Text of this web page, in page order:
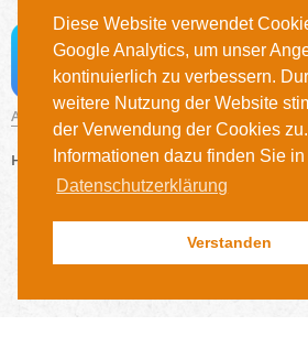
Diese Website verwendet
Google Analytics, um unser
kontinuierlich zu verbessern.
weitere Nutzung der Website
der Verwendung der Cookies
Informationen dazu finden Sie
Datenschutzerklärung
Verstanden
App Store
Hier geht es zurwebbasierten Version.